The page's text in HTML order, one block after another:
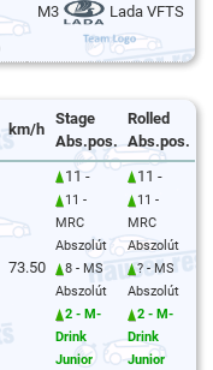
M3 Lada VFTS
km/h
Stage
Abs.pos.
Rolled
Abs.pos.
73.50
11 -
11 -
MRC
Abszolút
8 - MS
Abszolút
2 - M-
Drink
Junior
11 -
11 -
MRC
Abszolút
? - MS
Abszolút
2 - M-
Drink
Junior